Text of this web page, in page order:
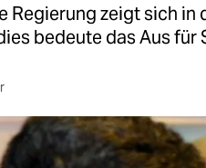
Regierung zeigt sich in
bedeute das Aus für